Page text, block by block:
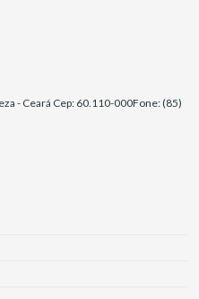
- Ceará Cep: 60.110-000Fone: (85)